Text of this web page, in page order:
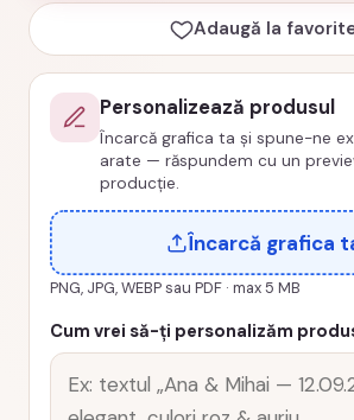
18
ani
cod
PRZ-
0019-
MAJORAT
Adaugă la
Personalizează produsul
Încarcă grafica ta și spune-ne
arate — răspundem cu un
producție.
Încarcă grafica
PNG, JPG, WEBP sau PDF · max 5 MB
Cum vrei să-ți personalizăm